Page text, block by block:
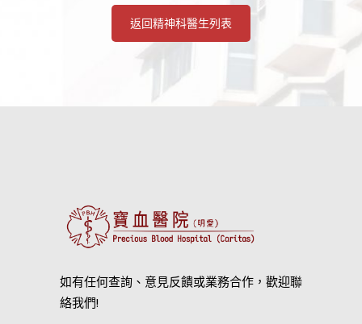
返回精神科醫生列表
如有任何查詢、意見反饋或業務合作，歡迎聯
絡我們!